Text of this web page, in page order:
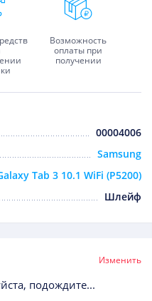
00004006
Samsung
Tab 3 10.1 WiFi (P5200)
Шлейф
Изменить
подождите...
Возможность
оплаты при
получении